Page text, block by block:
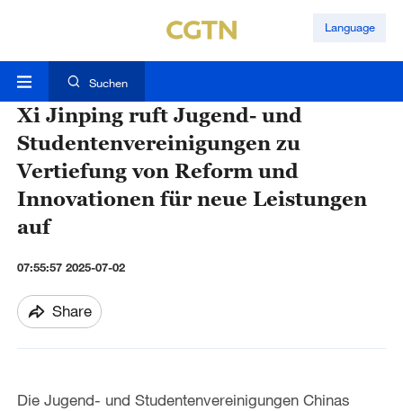
Language
Suchen
Xi Jinping ruft Jugend- und
Studentenvereinigungen zu
Vertiefung von Reform und
Innovationen für neue Leistungen
auf
07:55:57 2025-07-02
Share
Die Jugend- und Studentenvereinigungen Chinas